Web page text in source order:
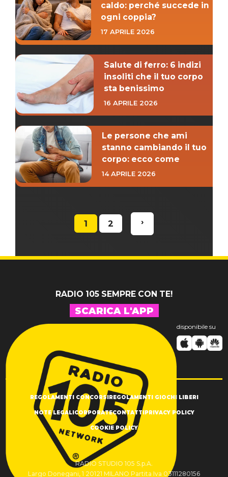
caldo: perché succede in
ogni coppia?
17 APRILE 2026
Salute di ferro: 6 indizi
insoliti che il tuo corpo
sta benissimo
16 APRILE 2026
Le persone che ami
stanno cambiando il tuo
corpo: ecco come
14 APRILE 2026
1 2 ›
RADIO 105 SEMPRE CON TE!
SCARICA L'APP
disponibile su
REGOLAMENTI CONCORSIREGOLAMENTI GIOCHI LIBERI
NOTE LEGALICORPORATECONTATTIPRIVACY POLICY
COOKIE POLICY
RADIO STUDIO 105 S.p.A.
Largo Donegani, 1 20121 MILANO Partita Iva 03111280156